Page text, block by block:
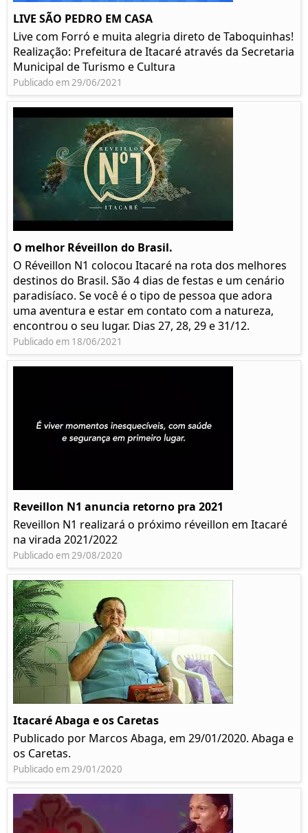
LIVE SÃO PEDRO EM CASA
Live com Forró e muita alegria direto de Taboquinhas!
Realização: Prefeitura de Itacaré através da Secretaria
Municipal de Turismo e Cultura
Publicado em 29/06/2021
O melhor Réveillon do Brasil.
O Réveillon N1 colocou Itacaré na rota dos melhores
destinos do Brasil. São 4 dias de festas e um cenário
paradisíaco. Se você é o tipo de pessoa que adora
uma aventura e estar em contato com a natureza,
encontrou o seu lugar. Dias 27, 28, 29 e 31/12.
Publicado em 18/06/2021
Reveillon N1 anuncia retorno pra 2021
Reveillon N1 realizará o próximo réveillon em Itacaré
na virada 2021/2022
Publicado em 29/08/2020
Itacaré Abaga e os Caretas
Publicado por Marcos Abaga, em 29/01/2020. Abaga e
os Caretas.
Publicado em 29/01/2020